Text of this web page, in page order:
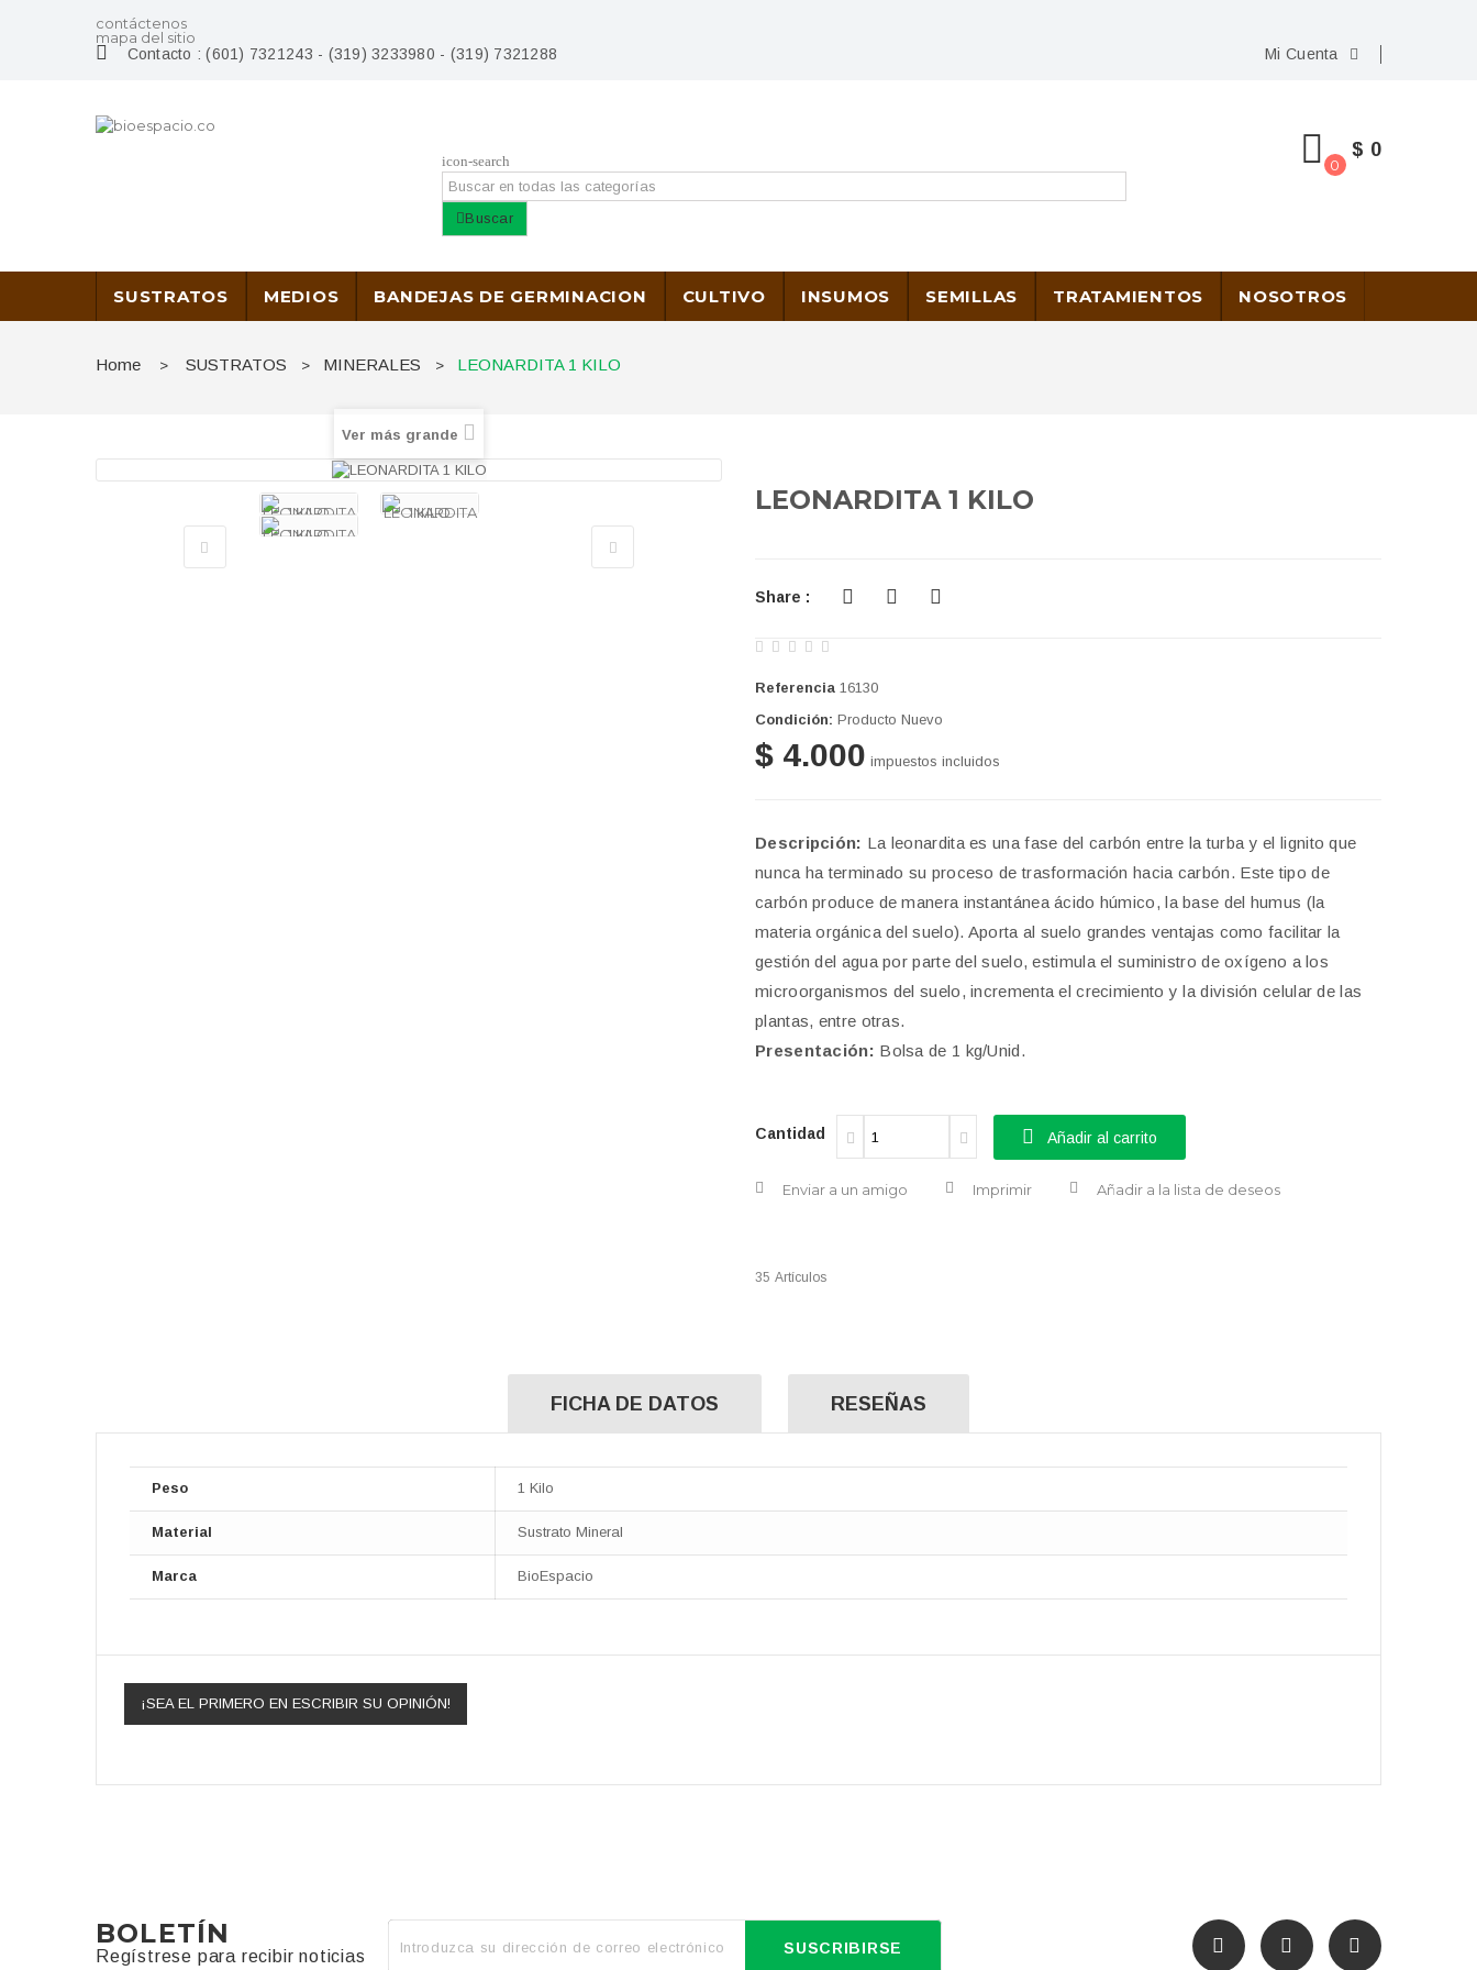
contáctenos
mapa del sitio
Contacto :(601) 7321243 - (319) 3233980 - (319) 7321288 Mi Cuenta
0
$ 0
icon-search
Buscar
SUSTRATOS MEDIOS BANDEJAS DE GERMINACION CULTIVO INSUMOS SEMILLAS TRATAMIENTOS NOSOTROS
Home > SUSTRATOS > MINERALES > LEONARDITA 1 KILO
Ver más grande
LEONARDITA 1 KILO
Share :
Referencia 16130
Condición: Producto Nuevo
$ 4.000 impuestos incluidos
Descripción: La leonardita es una fase del carbón entre la turba y el lignito que
nunca ha terminado su proceso de trasformación hacia carbón. Este tipo de
carbón produce de manera instantánea ácido húmico, la base del humus (la
materia orgánica del suelo). Aporta al suelo grandes ventajas como facilitar la
gestión del agua por parte del suelo, estimula el suministro de oxígeno a los
microorganismos del suelo, incrementa el crecimiento y la división celular de las
plantas, entre otras.
Presentación: Bolsa de 1 kg/Unid.
Cantidad Añadir al carrito
Enviar a un amigo Imprimir Añadir a la lista de deseos
35 Artículos
FICHA DE DATOS RESEÑAS
Peso 1 Kilo
Material Sustrato Mineral
Marca BioEspacio
¡SEA EL PRIMERO EN ESCRIBIR SU OPINIÓN!
BOLETÍN
Regístrese para recibir noticias SUSCRIBIRSE